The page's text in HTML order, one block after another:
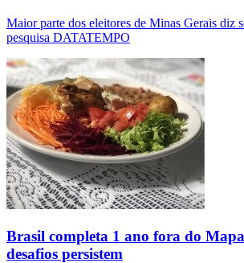
Maior parte dos eleitores de Minas Gerais diz
pesquisa DATATEMPO
Brasil completa 1 ano fora do
desafios persistem